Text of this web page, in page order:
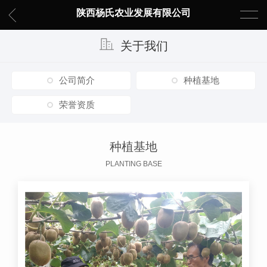
陕西杨氏农业发展有限公司
关于我们
公司简介 种植基地
荣誉资质
种植基地
PLANTING BASE